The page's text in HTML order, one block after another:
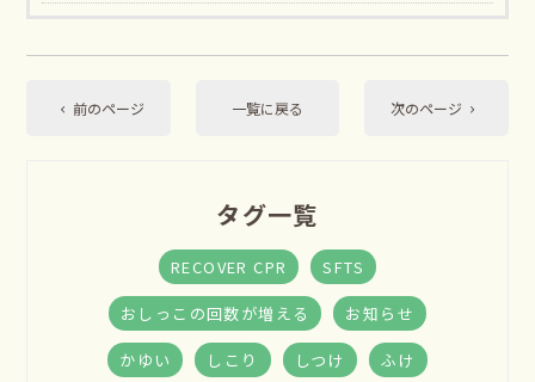
前のページ 一覧に戻る 次のページ
タグ一覧
RECOVER CPR SFTS
おしっこの回数が増える お知らせ
かゆい しこり しつけ ふけ